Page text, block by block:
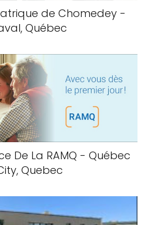
de Chomedey -
Québec
De La RAMQ - Québec
Quebec